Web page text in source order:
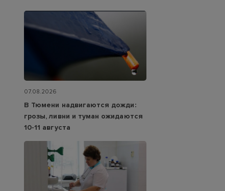
07.08.2026
В Тюмени надвигаются дожди:
грозы, ливни и туман ожидаются
10-11 августа